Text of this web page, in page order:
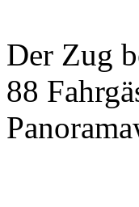
Der Zug
88